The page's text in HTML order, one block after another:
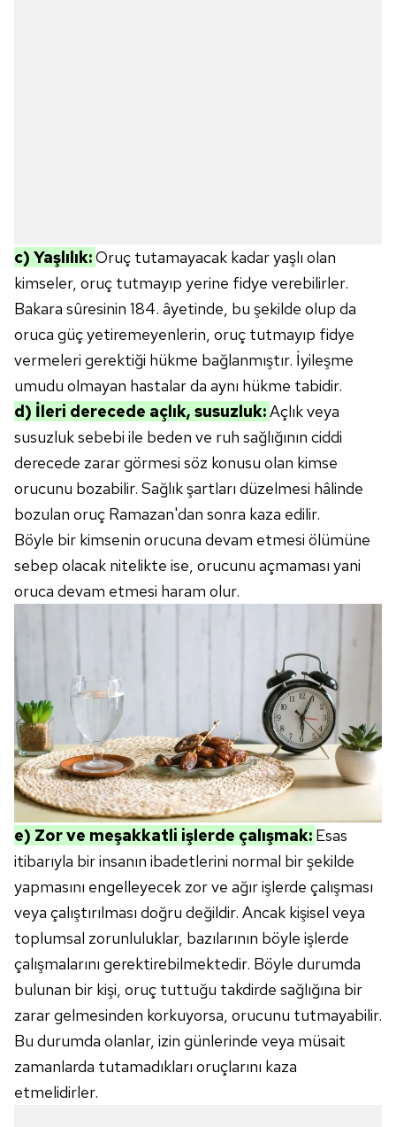
c) Yaşlılık:Oruç tutamayacak kadar yaşlı olan
kimseler, oruç tutmayıp yerine fidye verebilirler.
Bakara sûresinin 184. âyetinde, bu şekilde olup da
oruca güç yetiremeyenlerin, oruç tutmayıp fidye
vermeleri gerektiği hükme bağlanmıştır. İyileşme
umudu olmayan hastalar da aynı hükme tabidir.
d) İleri derecede açlık, susuzluk:Açlık veya
susuzluk sebebi ile beden ve ruh sağlığının ciddi
derecede zarar görmesi söz konusu olan kimse
orucunu bozabilir. Sağlık şartları düzelmesi hâlinde
bozulan oruç Ramazan'dan sonra kaza edilir.
Böyle bir kimsenin orucuna devam etmesi ölümüne
sebep olacak nitelikte ise, orucunu açmaması yani
oruca devam etmesi haram olur.
e) Zor ve meşakkatli işlerde çalışmak: Esas
itibarıyla bir insanın ibadetlerini normal bir şekilde
yapmasını engelleyecek zor ve ağır işlerde çalışması
veya çalıştırılması doğru değildir. Ancak kişisel veya
toplumsal zorunluluklar, bazılarının böyle işlerde
çalışmalarını gerektirebilmektedir. Böyle durumda
bulunan bir kişi, oruç tuttuğu takdirde sağlığına bir
zarar gelmesinden korkuyorsa, orucunu tutmayabilir.
Bu durumda olanlar, izin günlerinde veya müsait
zamanlarda tutamadıkları oruçlarını kaza
etmelidirler.